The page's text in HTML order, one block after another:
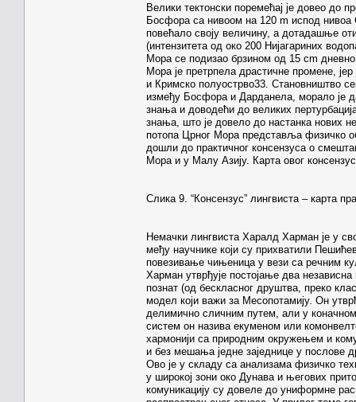
Велики тектонски поремећај је довео до
Босфора са нивоом на 120 m испод нивоа
повећало своју величину, а дотадашње
(интензитета од око 200 Нијагариних
Мора се подизао брзином од 15 cm
Мора је претрпела драстичне промене,
и Кримско полуострво33. Становништво
између Босфора и Дарданела, морало је
знања и доводећи до великих
знања, што је довело до настанка нових
потопа Црног Мора представља физичко
дошли до практичног консензуса о
Мора и у Малу Азију. Карта овог
Слика 9. “Консензус” лингвиста – карта
Немачки лингвиста Харалд Харман је у
међу научнике који су прихватили
повезивање чињеница у вези са речним
Харман утврђује постојање два независна
познат (од бескласног друштва, преко
модел који важи за Месопотамију. Он
делимично сличним путем, али у
систем он назива екуменом или
хармонији са природним окружењем и
и без мешања једне заједнице у послове
Ово је у складу са анализама физичко
у широкој зони око Дунава и његових
комуникацију су довеле до униформне